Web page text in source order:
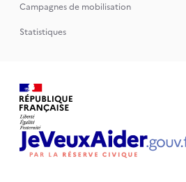
Campagnes de mobilisation
Statistiques